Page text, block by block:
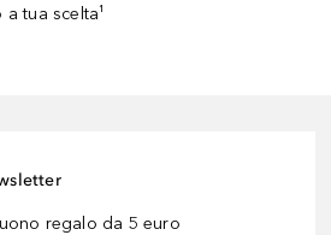
tua scelta¹
regalo da 5 euro